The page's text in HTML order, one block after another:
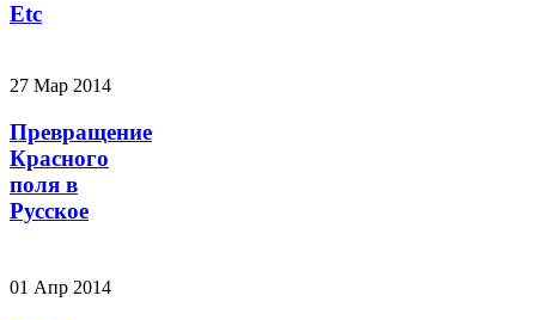
Etc
27 Мар 2014
Превращение
Красного
поля в
Русское
01 Апр 2014